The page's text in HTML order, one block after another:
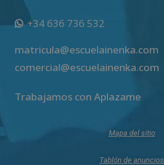
+34 636 736 532
matricula@escuelainenka.com
comercial@escuelainenka.com
Trabajamos con Aplazame
Mapa del sitio
Tablón de anuncios